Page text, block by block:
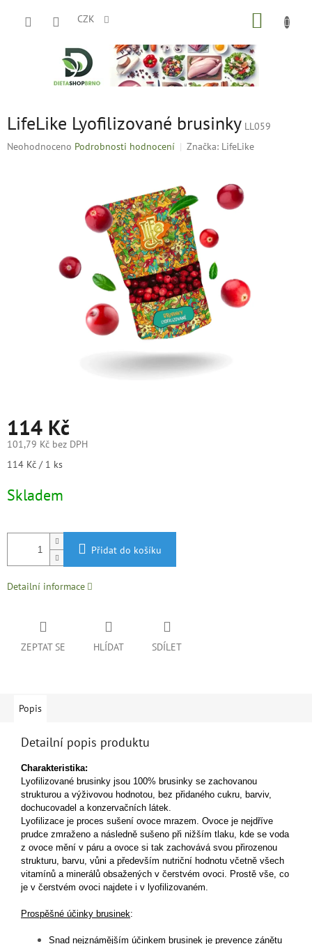
CZK
LifeLike Lyofilizované brusinky LL059
Průměrné
Neohodnoceno Podrobnosti hodnocení Značka: LifeLike
114 Kč
101,79 Kč bez DPH
Měrná
114 Kč / 1 ks
Skladem
Přidat do košíku
Detailní informace
ZEPTAT SE HLÍDAT SDÍLET
Popis
Detailní popis produktu
Charakteristika:
Lyofilizované brusinky jsou 100% brusinky se zachovanou
strukturou a výživovou hodnotou, bez přidaného cukru, barviv,
dochucovadel a konzervačních látek.
Lyofilizace je proces sušení ovoce mrazem. Ovoce je nejdříve
prudce zmraženo a následně sušeno při nižším tlaku, kde se voda
z ovoce mění v páru a ovoce si tak zachovává svou přirozenou
strukturu, barvu, vůni a především nutriční hodnotu včetně všech
vitamínů a minerálů obsažených v čerstvém ovoci. Prostě vše, co
je v čerstvém ovoci najdete i v lyofilizovaném.
Prospěšné účinky brusinek:
Snad nejznámějším účinkem brusinek je prevence zánětu